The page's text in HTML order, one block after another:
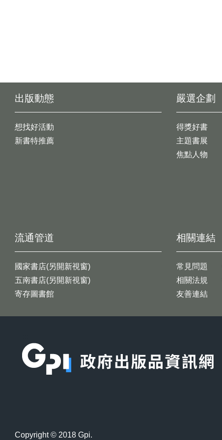
出版動態
想找好活動
新書特推薦
嚴選企劃
得獎好書
主題書展
焦點人物
流通管道
國家書店(另開新視窗)
五南書店(另開新視窗)
寄存圖書館
相關連結
常見問題
相關法規
友善連結
Copyright © 2018 Gpi.